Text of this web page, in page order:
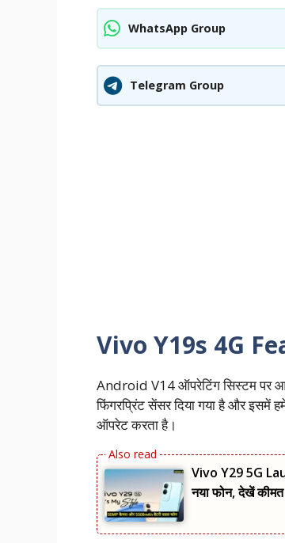
WhatsApp Group
Telegram Group
Vivo Y19s 4G
Android V14 ऑपरेटिंग सिस्टम पर
फिंगरप्रिंट सेंसर दिया गया है और इसमें
ऑपरेट करता है।
Vivo Y29 5G
नया फोन, देखें